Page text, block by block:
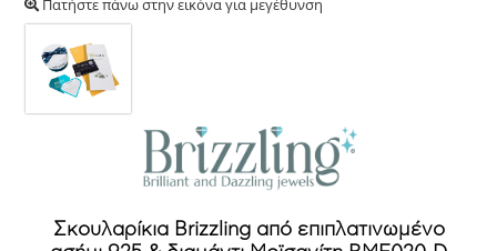
Πατήστε πάνω στην εικόνα για μεγέθυνση
Σκουλαρίκια Brizzling από επιπλατινωμένο